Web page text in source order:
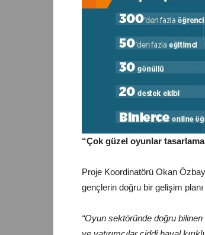
“Çok güzel oyunlar
Proje Koordinatörü Okan
gençlerin doğru bir gelişim
“Oyun sektöründe doğru